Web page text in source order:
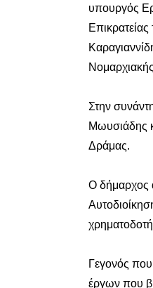
υπουργός
Στην
Μωυσιάδης
Δράμας.
Ο δήμαρχος
Γεγονός
έργων που